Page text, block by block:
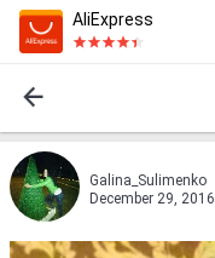
AliExpress
Galina_Sulimenko
December 29, 2016